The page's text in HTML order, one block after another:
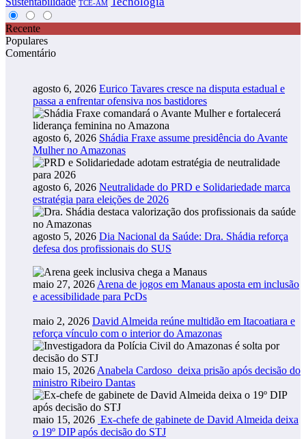
TCE-AM
Recente
Populares
Comentário
agosto 6, 2026 Eurico Tavares cresce na disputa estadual e
passa a enfrentar ofensiva nos bastidores
agosto 6, 2026 Shádia Fraxe assume presidência do Avante
Mulher no Amazonas
agosto 6, 2026 Neutralidade do PRD e Solidariedade marca
estratégia para eleições de 2026
agosto 5, 2026 Dia Nacional da Saúde: Dra. Shádia reforça
defesa dos profissionais do SUS
maio 27, 2026 Arena de jogos em Manaus aposta em inclusão
e acessibilidade para PcDs
maio 2, 2026 David Almeida reúne multidão em Itacoatiara e
reforça vínculo com o interior do Amazonas
maio 15, 2026 Anabela Cardoso deixa prisão após decisão do
ministro Ribeiro Dantas
maio 15, 2026 Ex-chefe de gabinete de David Almeida deixa
o 19º DIP após decisão do STJ